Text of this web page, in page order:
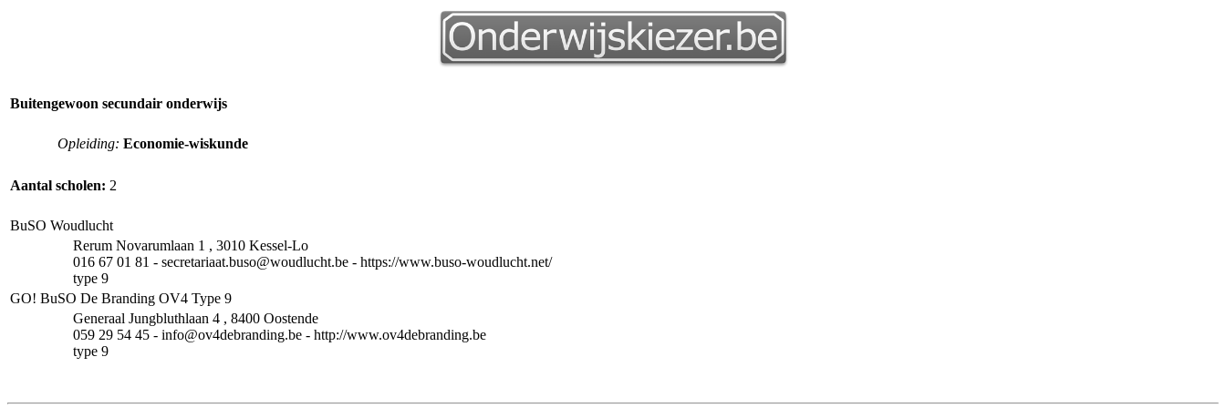
Buitengewoon secundair onderwijs
Opleiding: Economie-wiskunde
Aantal scholen: 2
BuSO Woudlucht
Rerum Novarumlaan 1 , 3010 Kessel-Lo
016 67 01 81 - secretariaat.buso@woudlucht.be - https://www.buso-woudlucht.net/
type 9
GO! BuSO De Branding OV4 Type 9
Generaal Jungbluthlaan 4 , 8400 Oostende
059 29 54 45 - info@ov4debranding.be - http://www.ov4debranding.be
type 9